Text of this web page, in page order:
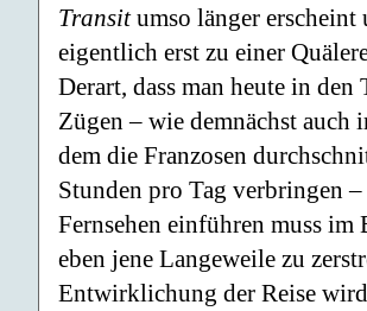
Transitumso länger erscheint
eigentlich erst zu einer
Derart, dass man heute in den
Zügen – wie demnächst auch
dem die Franzosen
Stunden pro Tag verbringen –
Fernsehen einführen muss im
eben jene Langeweile zu
Entwirklichung der Reise